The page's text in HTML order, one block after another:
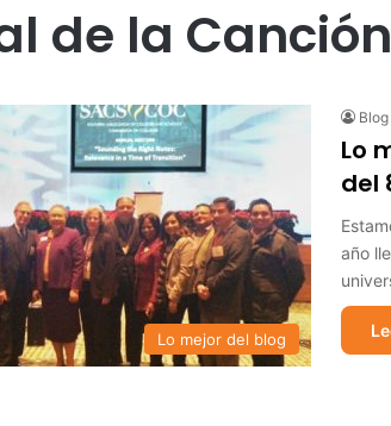
de la
Lo mejor del blog
Lo
del
año